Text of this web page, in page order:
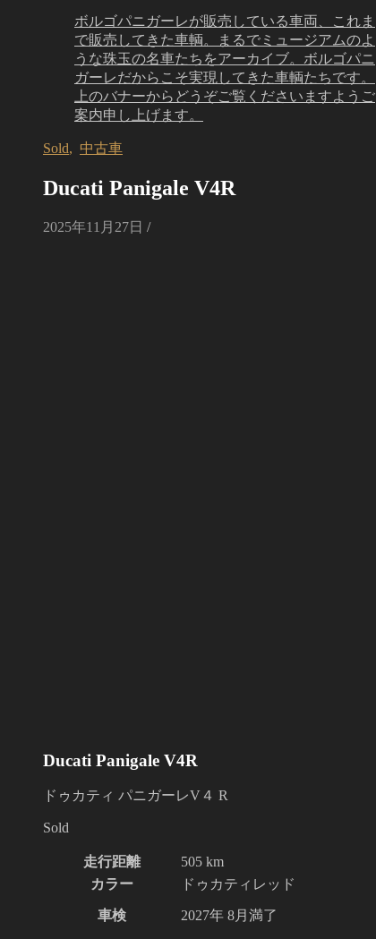
ボルゴパニガーレが販売している車両、これま
で販売してきた車輌。まるでミュージアムのよ
うな珠玉の名車たちをアーカイブ。ボルゴパニ
ガーレだからこそ実現してきた車輌たちです。
上のバナーからどうぞご覧くださいますようご
案内申し上げます。
Sold, 中古車
Ducati Panigale V4R
2025年11月27日 /
Ducati Panigale V4R
ドゥカティ パニガーレV４ R
Sold
走行距離 505 km
カラー
ドゥカティレッド
車検 2027年 8月満了